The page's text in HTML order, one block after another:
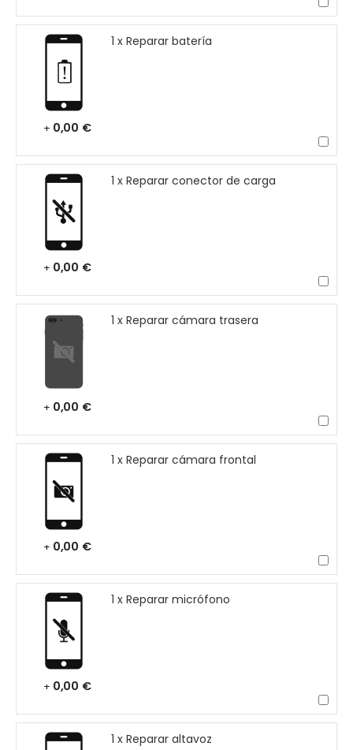
1 x Reparar batería
+ 0,00 €
1 x Reparar conector de carga
+ 0,00 €
1 x Reparar cámara trasera
+ 0,00 €
1 x Reparar cámara frontal
+ 0,00 €
1 x Reparar micrófono
+ 0,00 €
1 x Reparar altavoz